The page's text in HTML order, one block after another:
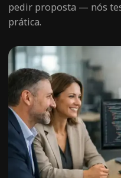
pedir proposta — nós
prática.